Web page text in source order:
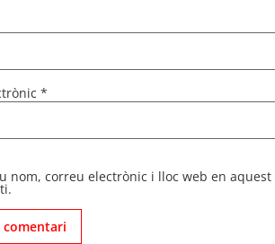
*
nom, correu electrònic i lloc web en